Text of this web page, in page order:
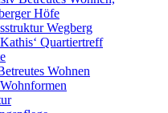
Höfe
Wegberg
Quartiertreff
Wohnen